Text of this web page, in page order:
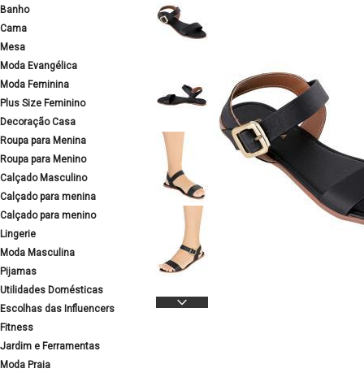
Banho
Cama
Mesa
Moda Evangélica
Moda Feminina
Plus Size Feminino
Decoração Casa
Roupa para Menina
Roupa para Menino
Calçado Masculino
Calçado para menina
Calçado para menino
Lingerie
Moda Masculina
Pijamas
Utilidades Domésticas
Escolhas das Influencers
Fitness
Jardim e Ferramentas
Moda Praia